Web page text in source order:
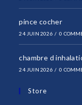
pince cocher
24 JUIN 2026 / 0
chambre d
24 JUIN 2026 / 0
Store